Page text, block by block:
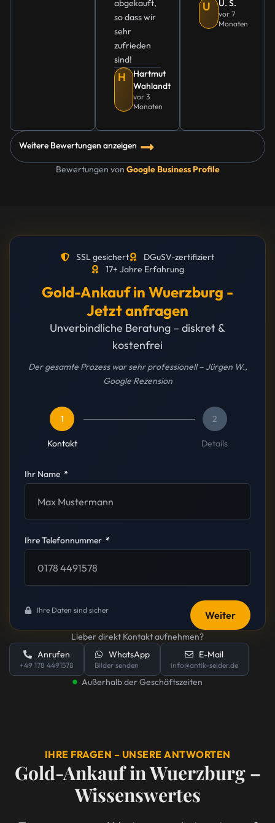
abgekauft,
so dass wir
sehr
zufrieden
sind!
H
Hartmut
Wahlandt
vor 3
Monaten
U U. S.
vor 7
Monaten
Weitere Bewertungen anzeigen
Bewertungen von Google Business Profile
SSL gesichert
DGuSV-zertifiziert
17+ Jahre Erfahrung
Gold-Ankauf in Wuerzburg -
Jetzt anfragen
Unverbindliche Beratung – diskret &
kostenfrei
Der gesamte Prozess war sehr professionell – Jürgen W.,
Google Rezension
1
Kontakt
2
Details
Ihr Name
Ihre Telefonnummer
Weiter
Ihre Daten sind sicher
Lieber direkt Kontakt aufnehmen?
Anrufen
+49 178 4491578
WhatsApp
Bilder senden
E-Mail
info@antik-seider.de
Außerhalb der Geschäftszeiten
IHRE FRAGEN – UNSERE ANTWORTEN
Gold-Ankauf in Wuerzburg –
Wissenswertes